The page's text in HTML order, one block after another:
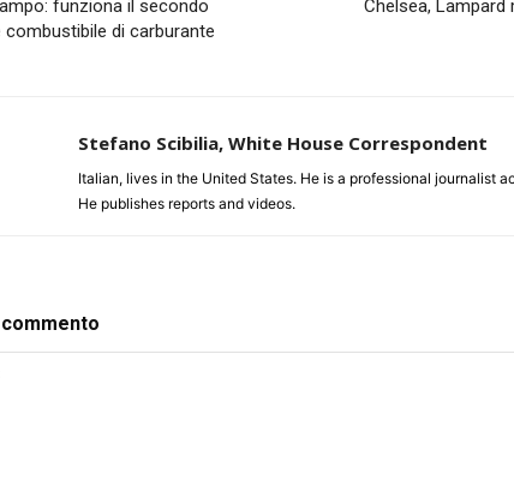
funziona il secondo
di carburante
Chelsea,
Stefano Scibilia, White House Correspondent
Italian, lives in the United States. He is a professional journalist
He publishes reports and videos.